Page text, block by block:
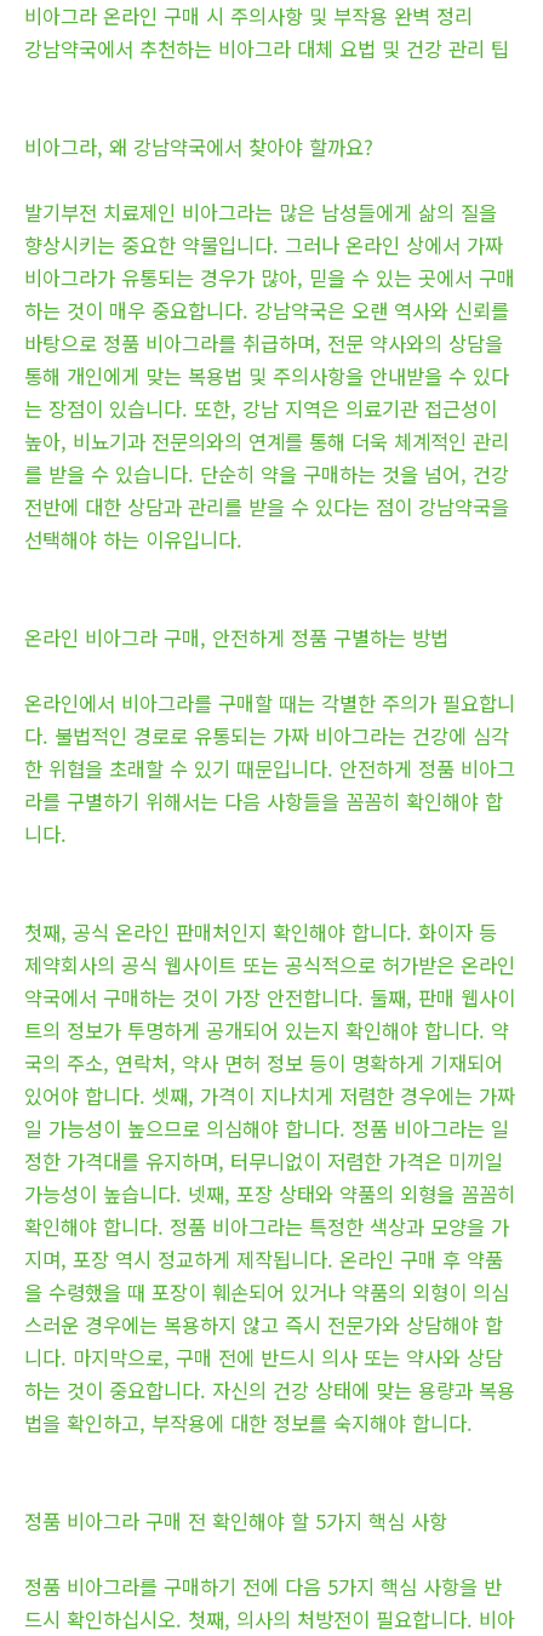
비아그라 온라인 구매 시 주의사항 및 부작용 완벽 정리
강남약국에서 추천하는 비아그라 대체 요법 및 건강 관리 팁
비아그라, 왜 강남약국에서 찾아야 할까요?
발기부전 치료제인 비아그라는 많은 남성들에게 삶의 질을
향상시키는 중요한 약물입니다. 그러나 온라인 상에서 가짜
비아그라가 유통되는 경우가 많아, 믿을 수 있는 곳에서 구매
하는 것이 매우 중요합니다. 강남약국은 오랜 역사와 신뢰를
바탕으로 정품 비아그라를 취급하며, 전문 약사와의 상담을
통해 개인에게 맞는 복용법 및 주의사항을 안내받을 수 있다
는 장점이 있습니다. 또한, 강남 지역은 의료기관 접근성이
높아, 비뇨기과 전문의와의 연계를 통해 더욱 체계적인 관리
를 받을 수 있습니다. 단순히 약을 구매하는 것을 넘어, 건강
전반에 대한 상담과 관리를 받을 수 있다는 점이 강남약국을
선택해야 하는 이유입니다.
온라인 비아그라 구매, 안전하게 정품 구별하는 방법
온라인에서 비아그라를 구매할 때는 각별한 주의가 필요합니
다. 불법적인 경로로 유통되는 가짜 비아그라는 건강에 심각
한 위협을 초래할 수 있기 때문입니다. 안전하게 정품 비아그
라를 구별하기 위해서는 다음 사항들을 꼼꼼히 확인해야 합
니다.
첫째, 공식 온라인 판매처인지 확인해야 합니다. 화이자 등
제약회사의 공식 웹사이트 또는 공식적으로 허가받은 온라인
약국에서 구매하는 것이 가장 안전합니다. 둘째, 판매 웹사이
트의 정보가 투명하게 공개되어 있는지 확인해야 합니다. 약
국의 주소, 연락처, 약사 면허 정보 등이 명확하게 기재되어
있어야 합니다. 셋째, 가격이 지나치게 저렴한 경우에는 가짜
일 가능성이 높으므로 의심해야 합니다. 정품 비아그라는 일
정한 가격대를 유지하며, 터무니없이 저렴한 가격은 미끼일
가능성이 높습니다. 넷째, 포장 상태와 약품의 외형을 꼼꼼히
확인해야 합니다. 정품 비아그라는 특정한 색상과 모양을 가
지며, 포장 역시 정교하게 제작됩니다. 온라인 구매 후 약품
을 수령했을 때 포장이 훼손되어 있거나 약품의 외형이 의심
스러운 경우에는 복용하지 않고 즉시 전문가와 상담해야 합
니다. 마지막으로, 구매 전에 반드시 의사 또는 약사와 상담
하는 것이 중요합니다. 자신의 건강 상태에 맞는 용량과 복용
법을 확인하고, 부작용에 대한 정보를 숙지해야 합니다.
정품 비아그라 구매 전 확인해야 할 5가지 핵심 사항
정품 비아그라를 구매하기 전에 다음 5가지 핵심 사항을 반
드시 확인하십시오. 첫째, 의사의 처방전이 필요합니다. 비아